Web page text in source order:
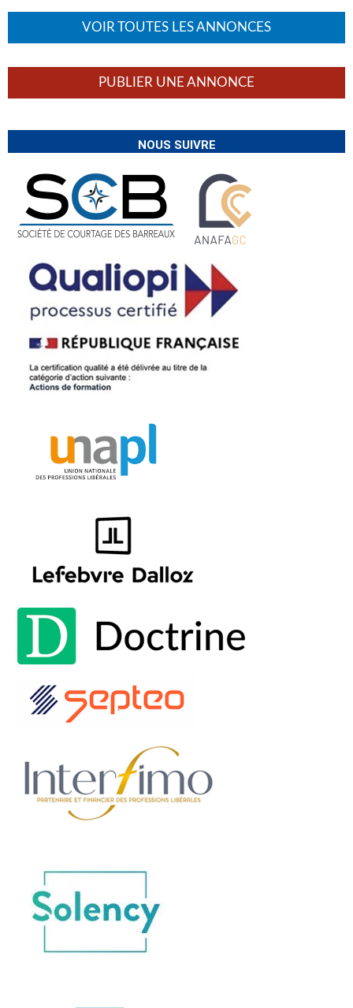
VOIR TOUTES LES ANNONCES
PUBLIER UNE ANNONCE
NOUS SUIVRE